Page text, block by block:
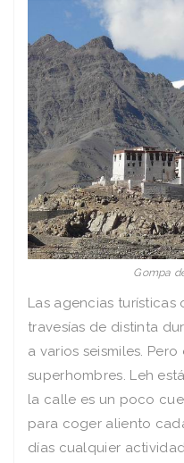
Gompa
Las agencias
travesías de distinta
a varios seismiles.
superhombres. Leh
la calle es un poco
para coger aliento
días cualquier